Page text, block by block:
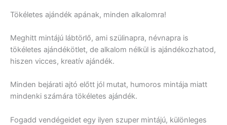
Tökéletes ajándék apának, minden alkalomra!
Meghitt mintájú lábtörlő, ami szülinapra, névnapra is
tökéletes ajándékötlet, de alkalom nélkül is ajándékozhatod,
hiszen vicces, kreatív ajándék.
Minden bejárati ajtó előtt jól mutat, humoros mintája miatt
mindenki számára tökéletes ajándék.
Fogadd vendégeidet egy ilyen szuper mintájú, különleges